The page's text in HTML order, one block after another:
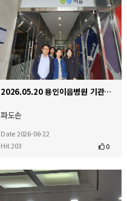
2026.05.20 용인이음병원 기관방문 및 간담회
파도손
Date 2026-06-22
Hit 203
0